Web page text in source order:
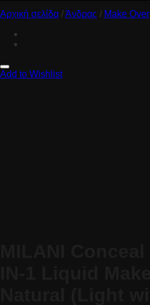
Αρχική σελίδα /Άνδρας / Make Over
Add to Wishlist